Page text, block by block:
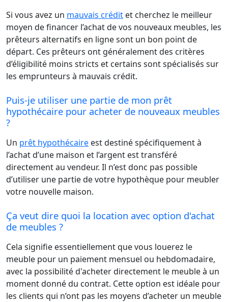
Si vous avez un mauvais crédit et cherchez le meilleur
moyen de financer l’achat de vos nouveaux meubles, les
prêteurs alternatifs en ligne sont un bon point de
départ. Ces prêteurs ont généralement des critères
d’éligibilité moins stricts et certains sont spécialisés sur
les emprunteurs à mauvais crédit.
Puis-je utiliser une partie de mon prêt
hypothécaire pour acheter de nouveaux meubles
?
Un prêt hypothécaire est destiné spécifiquement à
l’achat d’une maison et l’argent est transféré
directement au vendeur. Il n’est donc pas possible
d’utiliser une partie de votre hypothèque pour meubler
votre nouvelle maison.
Ça veut dire quoi la location avec option d'achat
de meubles ?
Cela signifie essentiellement que vous louerez le
meuble pour un paiement mensuel ou hebdomadaire,
avec la possibilité d'acheter directement le meuble à un
moment donné du contrat. Cette option est idéale pour
les clients qui n’ont pas les moyens d’acheter un meuble